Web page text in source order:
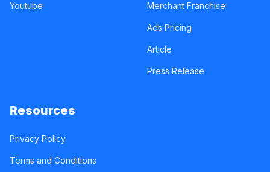
Youtube Merchant Franchise
Ads Pricing
Article
Press Release
Resources
Privacy Policy
Terms and Conditions